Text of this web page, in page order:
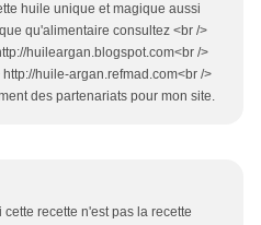
huile unique et magique aussi
qu'alimentaire consultez <br />
huileargan.blogspot.com<br />
huile-argan.refmad.com<br />
des partenariats pour mon site.
cette recette n'est pas la recette